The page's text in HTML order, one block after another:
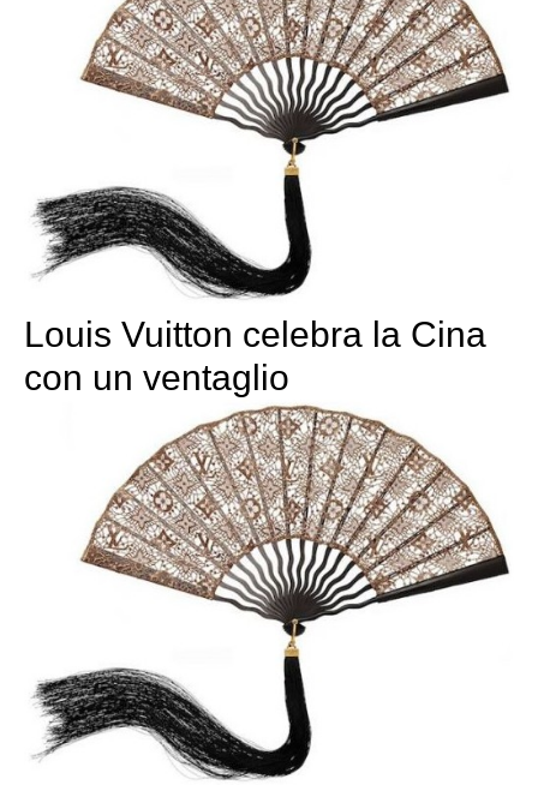
Louis Vuitton celebra la Cina
con un ventaglio